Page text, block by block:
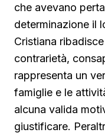
che avevano
determinazione il
Cristiana
contrarietà,
rappresenta un
famiglie e le
alcuna valida
giustificare.